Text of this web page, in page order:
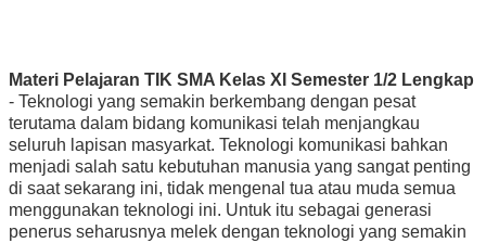
Materi Pelajaran TIK SMA Kelas XI Semester 1/2 Lengkap
- Teknologi yang semakin berkembang dengan pesat
terutama dalam bidang komunikasi telah menjangkau
seluruh lapisan masyarkat. Teknologi komunikasi bahkan
menjadi salah satu kebutuhan manusia yang sangat penting
di saat sekarang ini, tidak mengenal tua atau muda semua
menggunakan teknologi ini. Untuk itu sebagai generasi
penerus seharusnya melek dengan teknologi yang semakin